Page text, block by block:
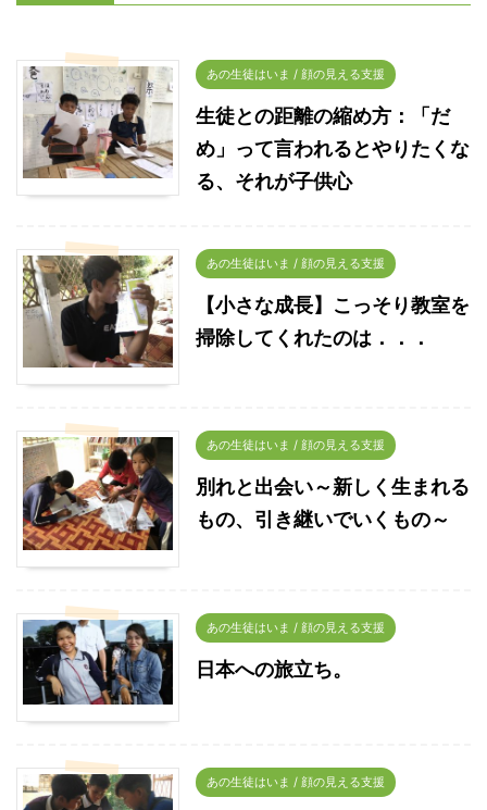
あの生徒はいま / 顔の見える支援
生徒との距離の縮め方：「だ
め」って言われるとやりたくな
る、それが子供心
あの生徒はいま / 顔の見える支援
【小さな成長】こっそり教室を
掃除してくれたのは．．．
あの生徒はいま / 顔の見える支援
別れと出会い～新しく生まれる
もの、引き継いでいくもの～
あの生徒はいま / 顔の見える支援
日本への旅立ち。
あの生徒はいま / 顔の見える支援